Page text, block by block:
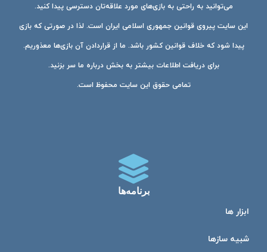
می‌توانید به راحتی به بازی‌های مورد علاقه‌تان دسترسی پیدا کنید.
این سایت پیروی قوانین جمهوری اسلامی ایران است. لذا در صورتی که بازی
پیدا شود که خلاف قوانین کشور باشد. ما از قراردادن آن بازی‌ها معذوریم.
برای دریافت اطلاعات بیشتر به بخش درباره ما سر بزنید.
تمامی حقوق این سایت محفوظ است.
برنامه‌ها
ابزار ها
شبیه ساز‌ها